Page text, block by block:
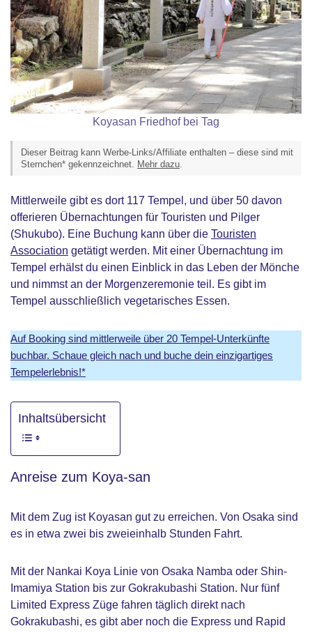
Koyasan Friedhof bei Tag
Dieser Beitrag kann Werbe-Links/Affiliate enthalten – diese sind mit
Sternchen* gekennzeichnet. Mehr dazu.
Mittlerweile gibt es dort 117 Tempel, und über 50 davon
offerieren Übernachtungen für Touristen und Pilger
(Shukubo). Eine Buchung kann über die Touristen
Association getätigt werden. Mit einer Übernachtung im
Tempel erhälst du einen Einblick in das Leben der Mönche
und nimmst an der Morgenzeremonie teil. Es gibt im
Tempel ausschließlich vegetarisches Essen.
Auf Booking sind mittlerweile über 20 Tempel-Unterkünfte
buchbar. Schaue gleich nach und buche dein einzigartiges
Tempelerlebnis!*
Inhaltsübersicht
Anreise zum Koya-san
Mit dem Zug ist Koyasan gut zu erreichen. Von Osaka sind
es in etwa zwei bis zweieinhalb Stunden Fahrt.
Mit der Nankai Koya Linie von Osaka Namba oder Shin-
Imamiya Station bis zur Gokrakubashi Station. Nur fünf
Limited Express Züge fahren täglich direkt nach
Gokrakubashi, es gibt aber noch die Express und Rapid